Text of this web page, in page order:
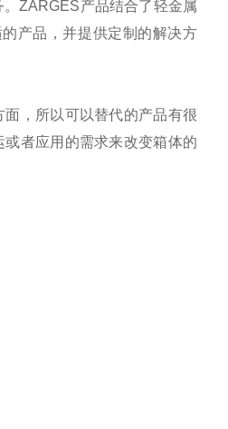
ZARGES产品结合了轻金属
产品，并提供定制的解决方
，所以可以替代的产品有很
者应用的需求来改变箱体的